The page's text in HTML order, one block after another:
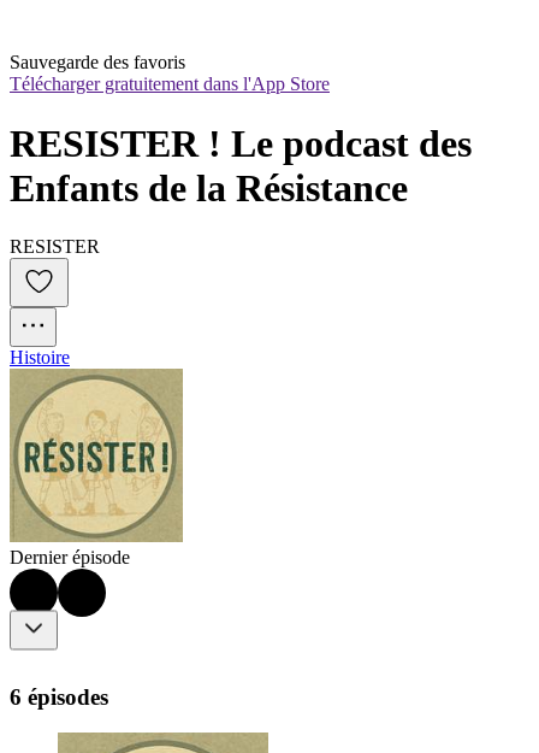
Sauvegarde des favoris
Télécharger gratuitement dans l'App Store
RESISTER ! Le podcast des
Enfants de la Résistance
RESISTER
Histoire
Dernier épisode
6 épisodes